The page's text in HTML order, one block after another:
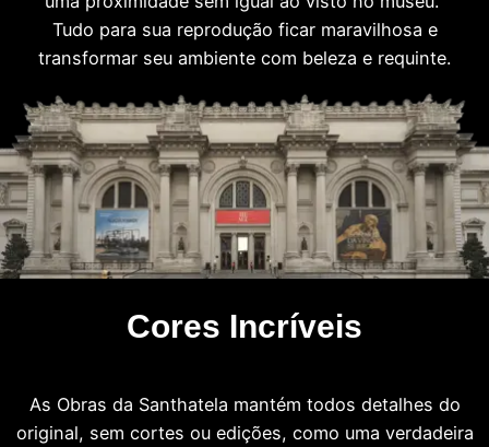
Tudo para sua reprodução ficar maravilhosa e
transformar seu ambiente com beleza e requinte.
Cores Incríveis
As Obras da Santhatela mantém todos detalhes do
original, sem cortes ou edições, como uma verdadeira